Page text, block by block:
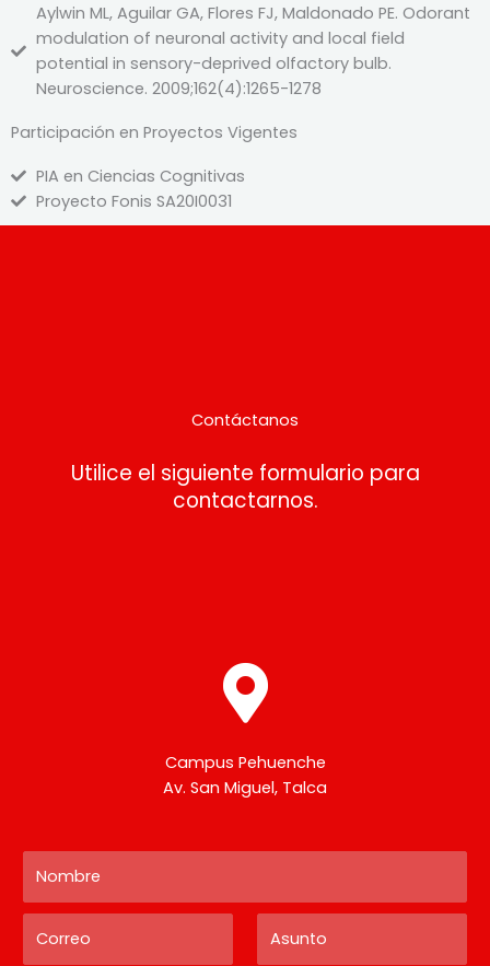
Aylwin ML, Aguilar GA, Flores FJ, Maldonado PE. Odorant
modulation of neuronal activity and local field
potential in sensory-deprived olfactory bulb.
Neuroscience. 2009;162(4):1265-1278
Participación en Proyectos Vigentes
PIA en Ciencias Cognitivas
Proyecto Fonis SA20I0031
Contáctanos
Utilice el siguiente formulario para
contactarnos.
Campus Pehuenche
Av. San Miguel, Talca
m